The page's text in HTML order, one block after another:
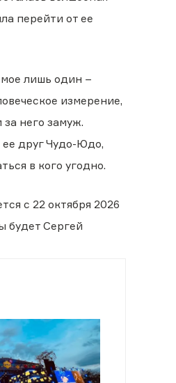
перейти от ее
лишь один −
измерение,
него замуж.
друг Чудо-Юдо,
в кого угодно.
с 22 октября 2026
будет Сергей